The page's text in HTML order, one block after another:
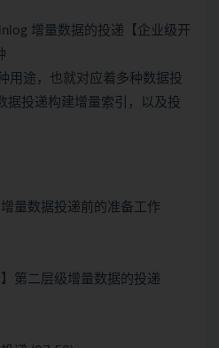
增量数据的投递【企业级开
用途，也就对应着多种数据投
据投递构建增量索引，以及投
量数据投递前的准备工作
第二层级增量数据的投递